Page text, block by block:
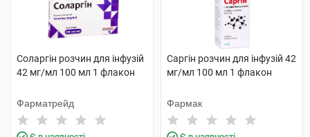
Соларгін розчин для інфузій
42 мг/мл 100 мл 1 флакон
Фарматрейд
Саргін розчин для інфузій 42
мг/мл 100 мл 1 флакон
Фармак